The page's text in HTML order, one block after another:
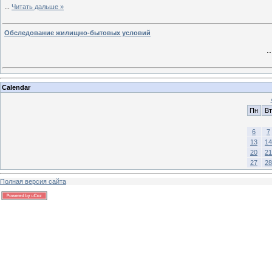
Читать дальше »
Обследование жилищно-бытовых условий
Calendar
Пн
Вт
6
7
13
14
20
21
27
28
Полная версия сайта